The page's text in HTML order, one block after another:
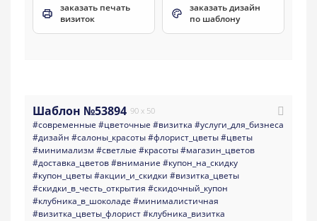
заказать печать
визиток
заказать дизайн
по шаблону
Шаблон №53894 90 x 50
#современные #цветочные #визитка #услуги_для_бизнеса
#дизайн #салоны_красоты#флорист_цветы#цветы
#минимализм #светлые #красоты#магазин_цветов
#доставка_цветов#внимание #купон_на_скидку
#купон_цветы#акции_и_скидки #визитка_цветы
#скидки_в_честь_открытия #скидочный_купон
#клубника_в_шоколаде #минималистичная
#визитка_цветы_флорист#клубника_визитка